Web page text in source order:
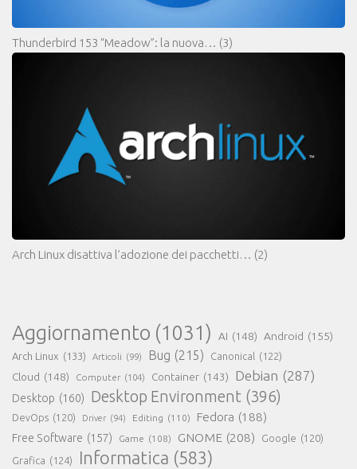
Thunderbird 153 “Meadow”: la nuova… (3)
Arch Linux disattiva l’adozione dei pacchetti… (2)
Aggiornamento (1031) AI (148) Android (155)
Arch Linux (133) Articoli (99) Bug (215) Canonical (122)
Cloud (148) Computer (104) Container (143) Debian (287)
Desktop (160) Desktop Environment (396)
DevOps (120) Driver (94) Editing (110) Fedora (188)
Free Software (157) Game (108) GNOME (208) Google (120)
Grafica (124) Informatica (583)